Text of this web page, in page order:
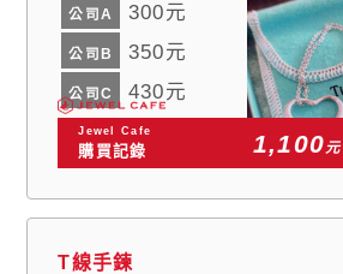
公司A 300元
公司B 350元
公司C 430元
Jewel Cafe
購買記錄 1,100元
T線手鍊